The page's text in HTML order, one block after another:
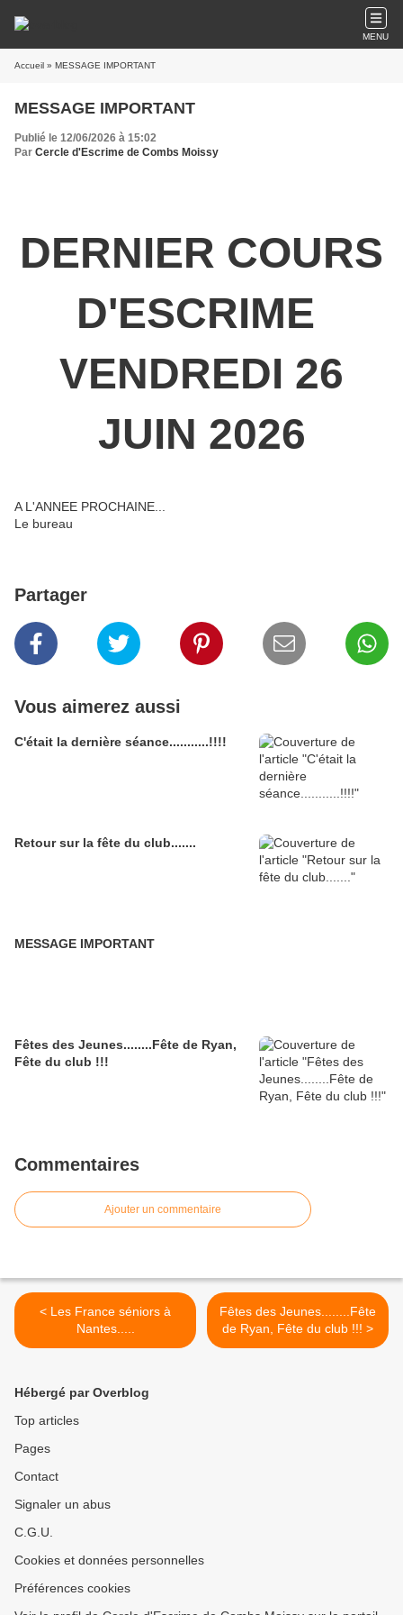
MENU
Accueil » MESSAGE IMPORTANT
MESSAGE IMPORTANT
Publié le 12/06/2026 à 15:02
Par Cercle d'Escrime de Combs Moissy
DERNIER COURS
D'ESCRIME
VENDREDI 26
JUIN 2026
A L'ANNEE PROCHAINE...
Le bureau
Partager
Vous aimerez aussi
C'était la dernière séance...........!!!!
Retour sur la fête du club.......
MESSAGE IMPORTANT
Fêtes des Jeunes........Fête de Ryan,
Fête du club !!!
Commentaires
Ajouter un commentaire
< Les France séniors à
Nantes.....
Fêtes des Jeunes........Fête
de Ryan, Fête du club !!! >
Hébergé par Overblog
Top articles
Pages
Contact
Signaler un abus
C.G.U.
Cookies et données personnelles
Préférences cookies